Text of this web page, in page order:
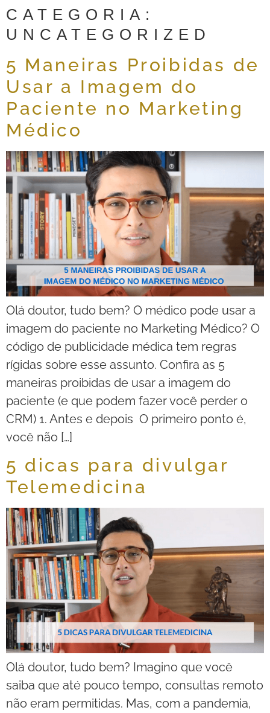
CATEGORIA:
UNCATEGORIZED
5 Maneiras Proibidas de
Usar a Imagem do
Paciente no Marketing
Médico
Olá doutor, tudo bem? O médico pode usar a
imagem do paciente no Marketing Médico? O
código de publicidade médica tem regras
rígidas sobre esse assunto. Confira as 5
maneiras proibidas de usar a imagem do
paciente (e que podem fazer você perder o
CRM) 1. Antes e depois O primeiro ponto é,
você não […]
5 dicas para divulgar
Telemedicina
Olá doutor, tudo bem? Imagino que você
saiba que até pouco tempo, consultas remoto
não eram permitidas. Mas, com a pandemia,